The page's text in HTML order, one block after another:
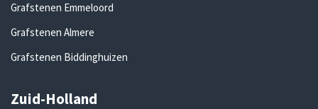
Grafstenen Emmeloord
Grafstenen Almere
Grafstenen Biddinghuizen
Zuid-Holland